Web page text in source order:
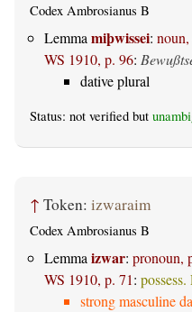
Codex Ambrosianus B
Lemma miþwissei:
WS 1910, p. 96:
dative plural
Status: not verified but
↑ Token: izwaraim
Codex Ambrosianus B
Lemmaizwar: pronoun,
WS 1910, p. 71: possess.
strong masculine